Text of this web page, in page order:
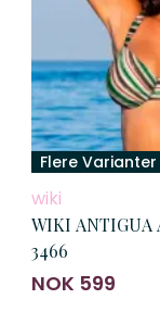
Flere Varianter
wiki
WIKI ANTIGUA Adjustable top 483-
3466
NOK 599